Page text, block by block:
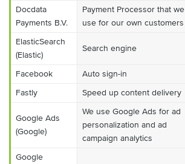
Docdata
Payments B.V.
Payment Processor that we
use for our own customers
ElasticSearch
(Elastic)
Search engine
Facebook Auto sign-in
Fastly
Speed up content delivery
Google Ads
(Google)
We use Google Ads for ad
personalization and ad
campaign analytics
Google